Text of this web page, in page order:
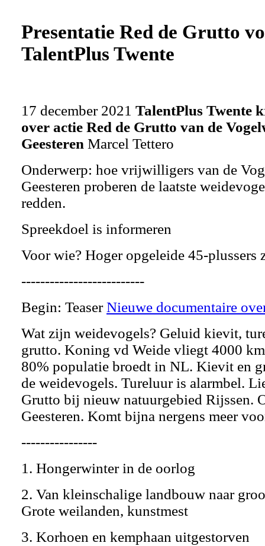
Presentatie Red de Grutto
TalentPlus Twente
17 december 2021 TalentPlus Twente
over actie Red de Grutto van de
Geesteren Marcel Tettero
Onderwerp: hoe vrijwilligers van de
Geesteren proberen de laatste
redden.
Spreekdoel is informeren
Voor wie? Hoger opgeleide 45-plussers
--------------------------
Begin: TeaserNieuwe documentaire
Wat zijn weidevogels? Geluid kievit,
grutto. Koning vd Weide vliegt 4000
80% populatie broedt in NL. Kievit en
de weidevogels. Tureluur is alarmbel.
Grutto bij nieuw natuurgebied Rijssen.
Geesteren. Komt bijna nergens meer
----------------
1. Hongerwinter in de oorlog
2. Van kleinschalige landbouw naar
Grote weilanden, kunstmest
3. Korhoen en kemphaan uitgestorven